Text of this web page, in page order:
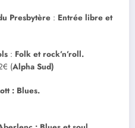
Presbytère : Entrée libre et
: Folk et rock’n’roll.
(Alpha Sud)
: Blues.